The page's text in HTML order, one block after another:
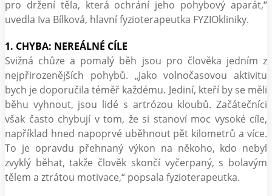
pro držení těla, která ochrání jeho pohybový aparát,“
uvedla Iva Bílková, hlavní fyzioterapeutka FYZIOkliniky.
1. CHYBA: NEREÁLNÉ CÍLE
Svižná chůze a pomalý běh jsou pro člověka jedním z
nejpřirozenějších pohybů. „Jako volnočasovou aktivitu
bych je doporučila téměř každému. Jediní, kteří by se měli
běhu vyhnout, jsou lidé s artrózou kloubů. Začátečníci
však často chybují v tom, že si stanoví moc vysoké cíle,
například hned napoprvé uběhnout pět kilometrů a více.
To je opravdu přehnaný výkon na někoho, kdo nebyl
zvyklý běhat, takže člověk skončí vyčerpaný, s bolavým
tělem a ztrátou motivace,“ popsala fyzioterapeutka.